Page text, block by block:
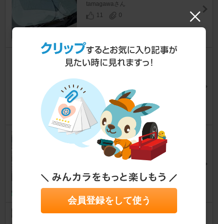
tamagawaさん
11
0
★ドア内張り保護シート（ドア
クロスビー
ken2.comさん
157
1
助手席窓不具合
クロスビー [MN71S]
BlackCoffee1687さん
(;๑ ` ▽´๑)φ((( スピーカー交換し
会員登録をして使う